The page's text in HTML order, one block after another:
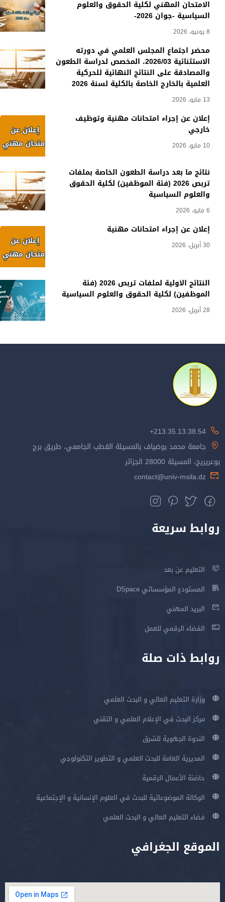
الامتحان المهني لكلية الحقوق والعلوم
السياسية -جوان 2026-
8 يونيو، 2026
محضر اجتماع المجلس العلمي في دورته
الاستثنائية 2026/03، المخصص لدراسة الطعون
والمصادقة على النتائج النهائية للحركية
العلمية بالخارج الخاصة بالكلية لسنة 2026
13 مايو، 2026
إعلان عن إجراء امتحانات مهنية وتوظيف
خارجي
10 مايو، 2026
نتائج ما بعد دراسة الطعون الخاصة بملفات
تربص 2026 (فئة الموظفين) لكلية الحقوق
والعلوم السياسية
6 مايو، 2026
إعلان عن إجراء امتحانات مهنية
30 أبريل، 2026
النتائج الأولية لملفات تربص 2026 (فئة
الموظفين) لكلية الحقوق والعلوم السياسية
28 أبريل، 2026
213.35.13.38.54+
جامعة محمد بوضياف بالمسيلة القطب الجامعي، طريق برج
بوعريريج، المسيلة 28000 الجزائر
contact@univ-msila.dz
روابط سريعة
التعليم عن بعد
المستودع المؤسساتي DSpace
البريد المهني
الفضاء الرقمي للعمل
روابط ذات صلة
وزارة التعليم العالي و البحث العلمي
مركز البحث في الإعلام العلمي و التقني
الندوة الجهوية للشرق
المديرية العامة للبحث العلمي و التطوير التكنولوجي
حاضنة الأعمال الرقمية
الوكالة الموضوعاتية للبحث في العلوم الإنسانية و الإجتماعية
فضاء التعليم العالي و البحث العلمي
الموقع الجغرافي